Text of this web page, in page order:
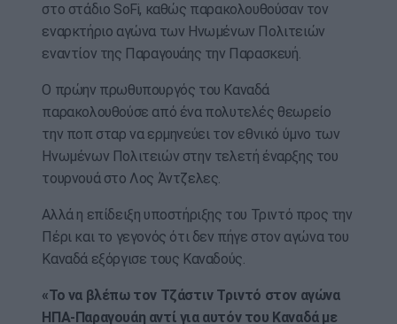
στο στάδιο SoFi, καθώς παρακολουθούσαν τον
εναρκτήριο αγώνα των Ηνωμένων Πολιτειών
εναντίον της Παραγουάης την Παρασκευή.
Ο πρώην πρωθυπουργός του Καναδά
παρακολουθούσε από ένα πολυτελές θεωρείο
την ποπ σταρ να ερμηνεύει τον εθνικό ύμνο των
Ηνωμένων Πολιτειών στην τελετή έναρξης του
τουρνουά στο Λος Άντζελες.
Αλλά η επίδειξη υποστήριξης του Τριντό προς την
Πέρι και το γεγονός ότι δεν πήγε στον αγώνα του
Καναδά εξόργισε τους Καναδούς.
«Το να βλέπω τον Τζάστιν Τριντό στον αγώνα
ΗΠΑ-Παραγουάη αντί για αυτόν του Καναδά με